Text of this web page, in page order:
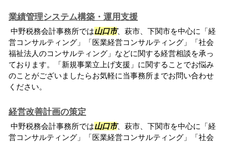
業績管理システム構築・運用支援
中野税務会計事務所では山口市、萩市、下関市を中心に「経
営コンサルティング」「医業経営コンサルティング」「社会
福祉法人のコンサルティング」などに関する経営相談を承っ
ております。「新規事業立上げ支援」に関することでお悩み
のことがございましたらお気軽に当事務所までお問い合わせ
ください。
経営改善計画の策定
中野税務会計事務所では山口市、萩市、下関市を中心に「経
営コンサルティング」「医業経営コンサルティング」「社会